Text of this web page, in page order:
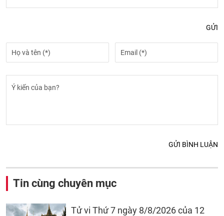
GỬI
GỬI BÌNH LUẬN
Tin cùng chuyên mục
Tử vi Thứ 7 ngày 8/8/2026 của 12